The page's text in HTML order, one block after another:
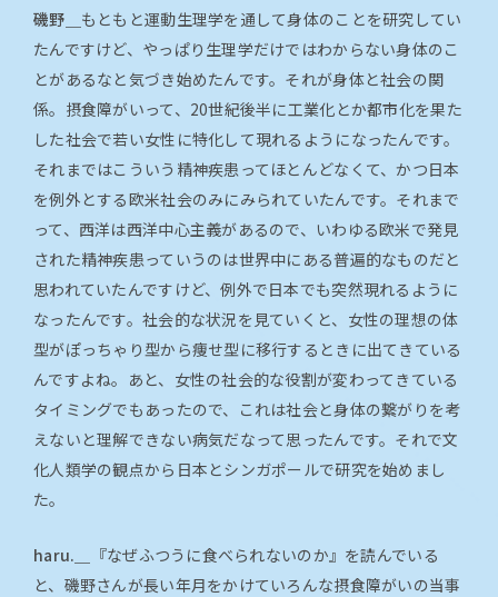
磯野＿ もともと運動生理学を通して身体のことを研究してい
たんですけど、やっぱり生理学だけではわからない身体のこ
とがあるなと気づき始めたんです。それが身体と社会の関
係。摂食障がいって、20世紀後半に工業化とか都市化を果た
した社会で若い女性に特化して現れるようになったんです。
それまではこういう精神疾患ってほとんどなくて、かつ日本
を例外とする欧米社会のみにみられていたんです。それまで
って、西洋は西洋中心主義があるので、いわゆる欧米で発見
された精神疾患っていうのは世界中にある普遍的なものだと
思われていたんですけど、例外で日本でも突然現れるように
なったんです。社会的な状況を見ていくと、女性の理想の体
型がぽっちゃり型から痩せ型に移行するときに出てきている
んですよね。あと、女性の社会的な役割が変わってきている
タイミングでもあったので、これは社会と身体の繋がりを考
えないと理解できない病気だなって思ったんです。それで文
化人類学の観点から日本とシンガポールで研究を始めまし
た。
haru.＿
『なぜふつうに食べられないのか』を読んでいる
と、磯野さんが長い年月をかけていろんな摂食障がいの当事